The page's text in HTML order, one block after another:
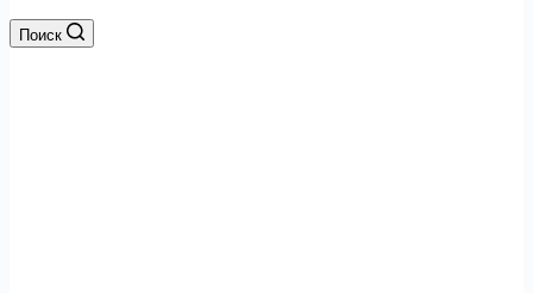
Поиск